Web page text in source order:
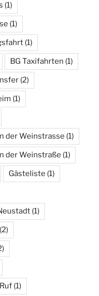
(1)
(1)
(1)
BG Taxifahrten (1)
(2)
(1)
der Weinstrasse (1)
der Weinstraße (1)
Gästeliste (1)
(1)
(2)
(1)